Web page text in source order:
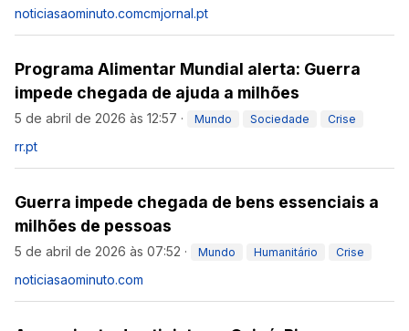
noticiasaominuto.comcmjornal.pt
Programa Alimentar Mundial alerta: Guerra
impede chegada de ajuda a milhões
5 de abril de 2026 às 12:57 · Mundo Sociedade Crise
rr.pt
Guerra impede chegada de bens essenciais a
milhões de pessoas
5 de abril de 2026 às 07:52 · Mundo Humanitário Crise
noticiasaominuto.com